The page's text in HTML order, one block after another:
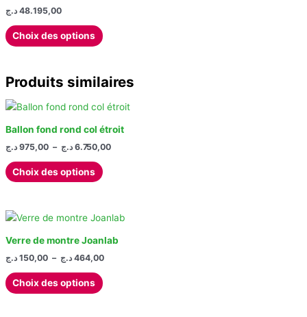
48.195,00 د.ج
Choix des options
produit
variations.
Les
peuvent
être
sur
du
produit
Produits similaires
Ballon fond rond col étroit
975,00 د.ج – 6.750,00 د.ج
Plage
Choix des options
produit
variations.
Les
options
être
Verre de montre Joanlab
150,00 د.ج – 464,00 د.ج
Plage
Choix des options
produit